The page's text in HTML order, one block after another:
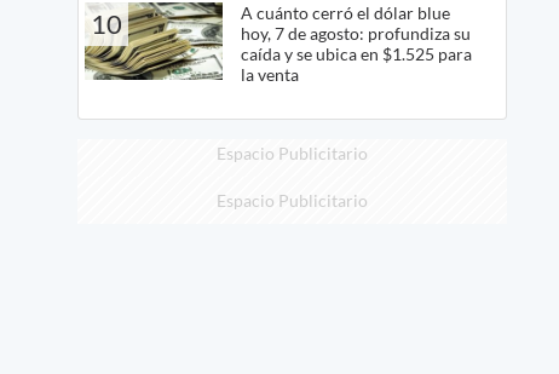
10
A cuánto cerró el dólar blue
hoy, 7 de agosto: profundiza su
caída y se ubica en $1.525 para
la venta
Espacio Publicitario
Espacio Publicitario